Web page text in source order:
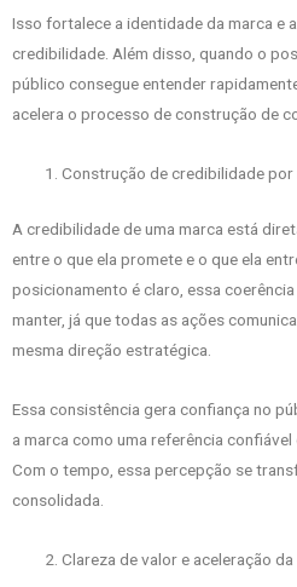
Isso fortalece a identidade da marca e
credibilidade. Além disso, quando o
público consegue entender
acelera o processo de construção de
Construção de credibilidade por
A credibilidade de uma marca está
entre o que ela promete e o que ela
posicionamento é claro, essa
manter, já que todas as ações
mesma direção estratégica.
Essa consistência gera confiança no
a marca como uma referência
Com o tempo, essa percepção se
consolidada.
Clareza de valor e aceleração